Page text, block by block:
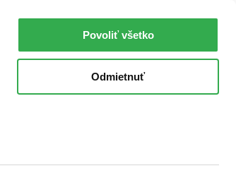
Povoliť všetko
Odmietnuť